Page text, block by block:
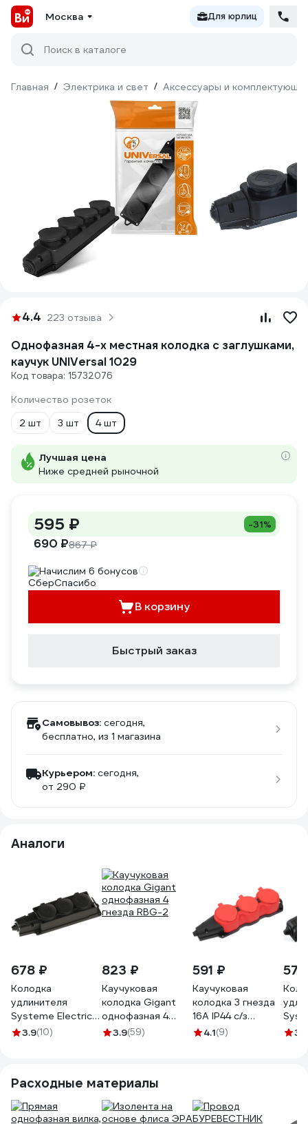
Москва Для юрлиц
Поиск в каталоге
Главная / Электрика и свет / Аксессуары и
4.4 223 отзыва
Однофазная 4-х местная колодка с заглушками,
каучук UNIVersal 1029
Код товара: 15732076
Количество розеток
2 шт
3 шт 4 шт
Лучшая цена
Ниже средней рыночной
595 ₽ -31%
690 ₽867 ₽
Начислим 6 бонусов
В корзину
Быстрый заказ
Самовывоз: сегодня,
бесплатно, из 1 магазина
Курьером: сегодня,
от 290 ₽
Аналоги
678 ₽
Колодка
удлинителя
Systeme Electric
3-м MultiSet 16А
MST4103BK
3.9(10)
823 ₽
Каучуковая
колодка Gigant
однофазная 4
гнезда RBG-2
3.9(59)
591 ₽
Каучуковая
колодка 3 гнезда
16А IP44 с/з
красная Gigant
4.1(9)
2-м3.9
Расходные материалы